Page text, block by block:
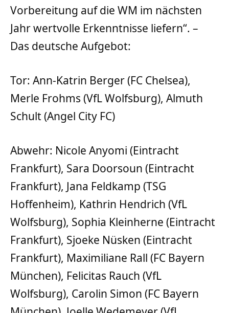
Vorbereitung auf die WM im nächsten
Jahr wertvolle Erkenntnisse liefern“. –
Das deutsche Aufgebot:
Tor: Ann-Katrin Berger (FC Chelsea),
Merle Frohms (VfL Wolfsburg), Almuth
Schult (Angel City FC)
Abwehr: Nicole Anyomi (Eintracht
Frankfurt), Sara Doorsoun (Eintracht
Frankfurt), Jana Feldkamp (TSG
Hoffenheim), Kathrin Hendrich (VfL
Wolfsburg), Sophia Kleinherne (Eintracht
Frankfurt), Sjoeke Nüsken (Eintracht
Frankfurt), Maximiliane Rall (FC Bayern
München), Felicitas Rauch (VfL
Wolfsburg), Carolin Simon (FC Bayern